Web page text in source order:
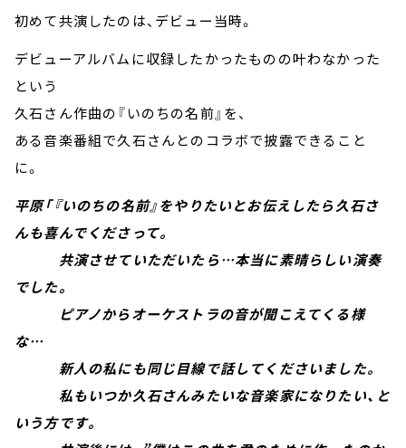
初めて共演したのは、デビュー当時。
デビューアルバムに収録したかったものの叶わなかった
という
久石さん作曲の『いのちの名前』を、
ある音楽番組で久石さんとのコラボで披露できること
に。
平原「『いのちの名前』をやりたいとお伝えしたら久石さ
んも喜んでくださって。
共演させていただいたら…本当に素晴らしい演奏
でした。
ピアノからオーケストラの音が聞こえてくる様
な…
新人の私にも同じ目線で話してくださいました。
私もいつか久石さんみたいな音楽家になりたい、と
いう方です。